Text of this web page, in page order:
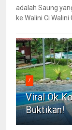
adalah Saung
ke Walini Ci Walini
7
Viral Ok
Buktikan!